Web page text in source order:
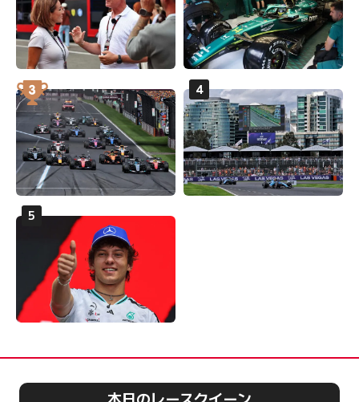
本日のレースクイーン